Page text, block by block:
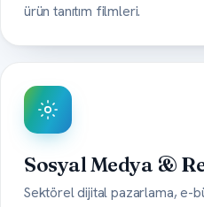
ürün tanıtım filmleri.
Sosyal Medya &
Sektörel dijital pazarlama, e-